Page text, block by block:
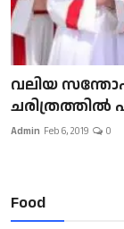
വലിയ
ചരിത്രത്തിൽ
Admin Feb 6, 2019 0
Food